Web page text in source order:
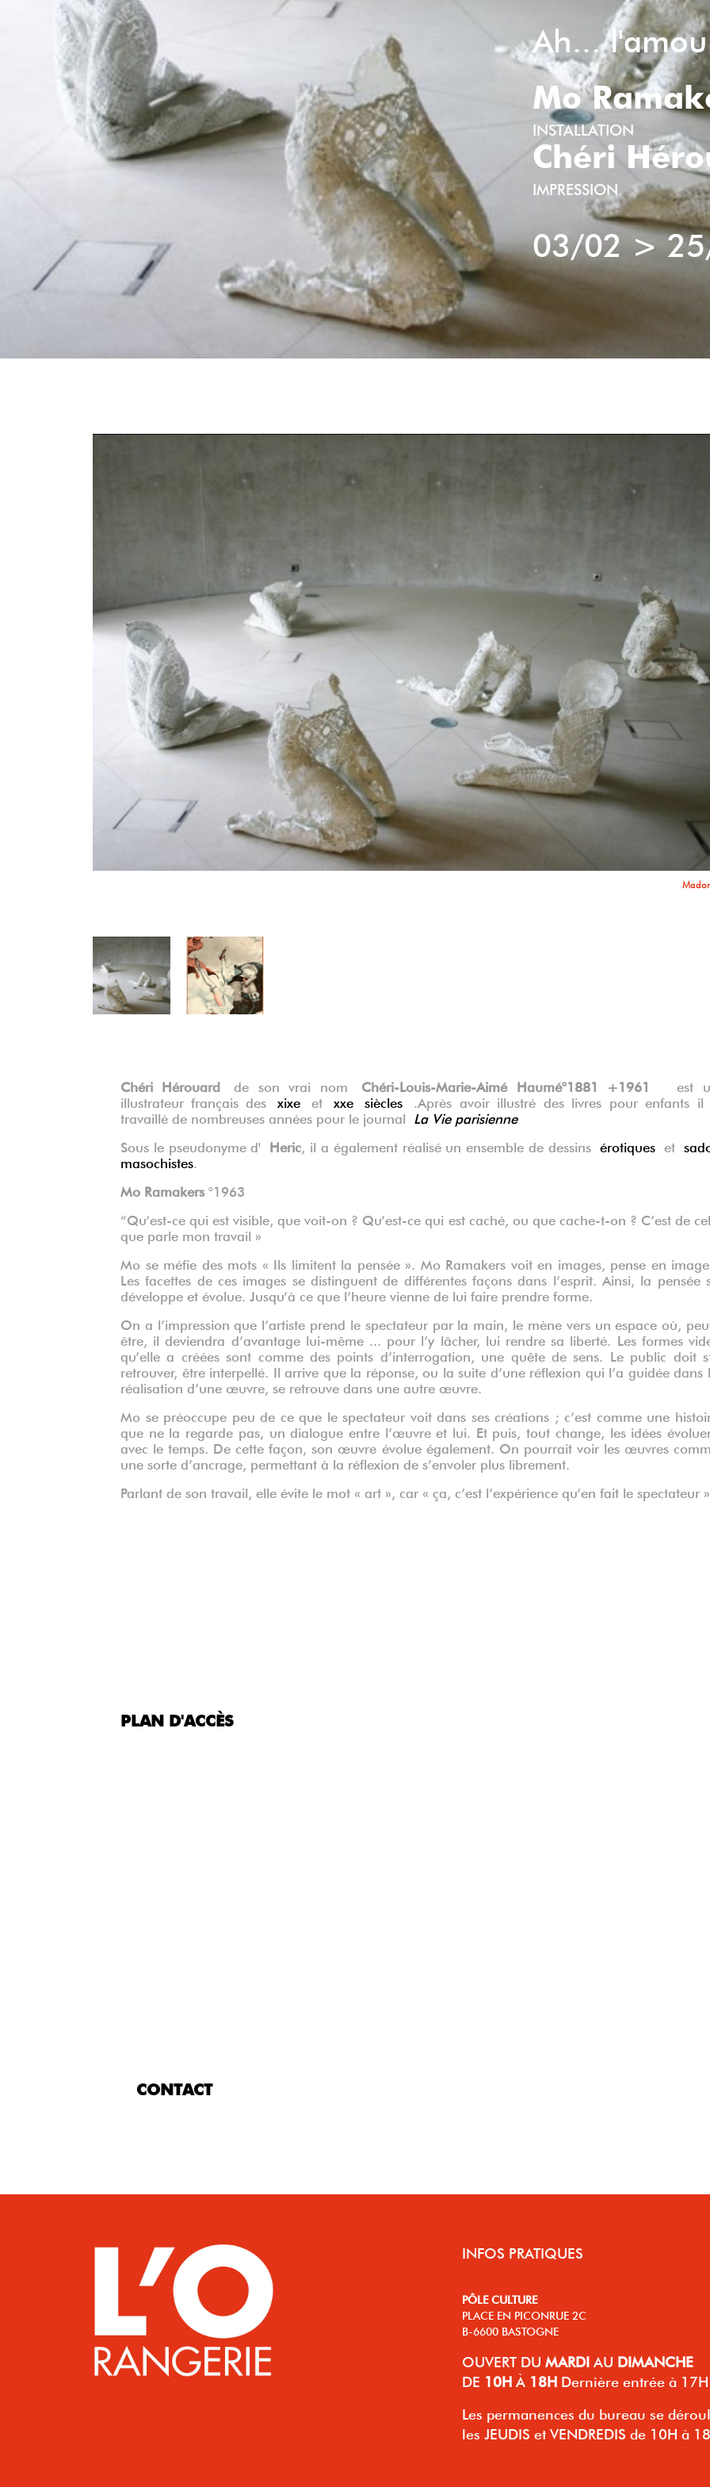
Ah...
Mo
INSTALLATION
Chéri
IMPRESSION
03/02 >
La vie
Précédent
Chéri Hérouard de son vrai nom Chéri-Louis-Marie-Aimé Haumé°1881 +1961 est
illustrateur français des xixe et xxe siècles .Après avoir illustré des livres pour enfants il
travaillé de nombreuses années pour le journal La Vie parisienne
Sous le pseudonyme d' Heric , il a également réalisé un ensemble de dessins érotiques et
masochistes
Mo Ramakers °1963
“Qu’est-ce qui est visible, que voit-on ? Qu’est-ce qui est caché, ou que cache-t-on ? C’est de
que parle mon travail »
Mo se méfie des mots « Ils limitent la pensée ». Mo Ramakers voit en images, pense en
Les facettes de ces images se distinguent de différentes façons dans l’esprit. Ainsi, la pensée
développe et évolue. Jusqu’à ce que l’heure vienne de lui faire prendre forme.
On a l’impression que l’artiste prend le spectateur par la main, le mène vers un espace où,
être, il deviendra d’avantage lui-même ... pour l’y lâcher, lui rendre sa liberté. Les formes
qu’elle a créées sont comme des points d’interrogation, une quête de sens. Le public doit
retrouver, être interpellé. Il arrive que la réponse, ou la suite d’une réflexion qui l’a guidée dans
réalisation d’une œuvre, se retrouve dans une autre œuvre.
Mo se préoccupe peu de ce que le spectateur voit dans ses créations ; c’est comme une
que ne la regarde pas, un dialogue entre l’œuvre et lui. Et puis, tout change, les idées
avec le temps. De cette façon, son œuvre évolue également. On pourrait voir les œuvres
une sorte d’ancrage, permettant à la réflexion de s’envoler plus librement.
Parlant de son travail, elle évite le mot « art », car « ça, c’est l’expérience qu’en fait le spectateur ».
PLAN D'ACCÈS
CONTACT
INFOS PRATIQUES
PÔLE CULTURE
PLACE EN PICONRUE 2C
B-6600 BASTOGNE
OUVERT DU MARDI AU DIMANCHE
DE 10H À 18H Dernière entrée à 17H
Les permanences du bureau se
les JEUDIS et VENDREDIS de 10H à